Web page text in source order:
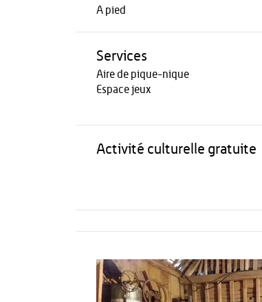
A pied
Services
Aire de pique-nique
Espace jeux
Activité culturelle gratuite